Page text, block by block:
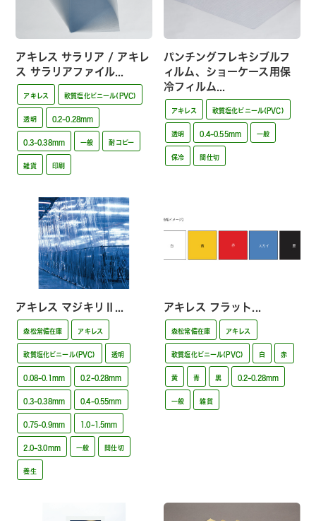
アキレス サラリア / アキレ
ス サラリアファイル...
アキレス 軟質塩化ビニール(PVC)
透明 0.2~0.28mm
0.3~0.38mm 一般 耐コピー
雑貨 印刷
パンチングフレキシブルフ
ィルム、ショーケース用保
冷フィルム...
アキレス 軟質塩化ビニール(PVC)
透明 0.4~0.55mm 一般
保冷 間仕切
アキレス マジキリⅡ...
森松常備在庫 アキレス
軟質塩化ビニール(PVC) 透明
0.08~0.1mm 0.2~0.28mm
0.3~0.38mm 0.4~0.55mm
0.75~0.9mm 1.0~1.5mm
2.0~3.0mm 一般 間仕切
養生
アキレス フラット...
森松常備在庫 アキレス
軟質塩化ビニール(PVC) 白 赤
黄 青 黒 0.2~0.28mm
一般 雑貨